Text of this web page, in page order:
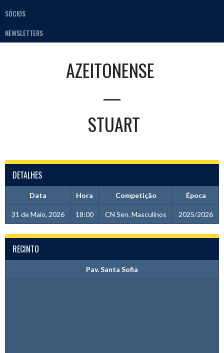
SÓCIOS
NEWSLETTERS
AZEITONENSE
—
STUART
DETALHES
Data Hora Competição Época
31 de Maio, 2026 18:00 CN Sen. Masculinos 2025/2026
RECINTO
Pav. Santa Sofia